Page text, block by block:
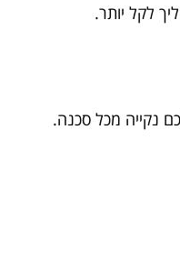
לקל יותר.
נקייה מכל סכנה.